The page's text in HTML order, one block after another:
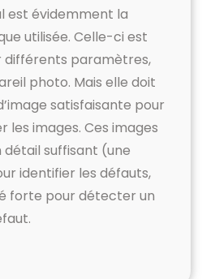
est évidemment la
utilisée. Celle-ci est
paramètres,
photo. Mais elle doit
satisfaisante pour
les images. Ces images
suffisant (une
identifier les défauts,
forte pour détecter un